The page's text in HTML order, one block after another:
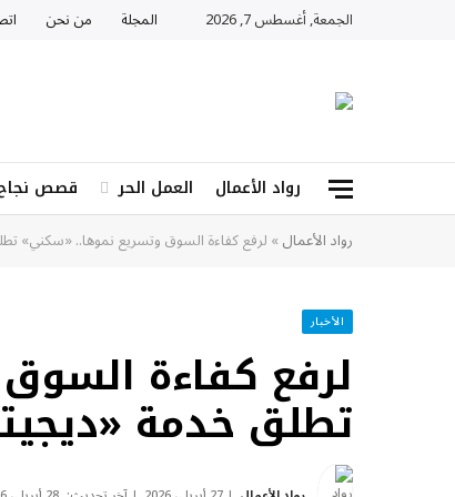
الجمعة, أغسطس 7, 2026 المجلة من نحن
رواد الأعمال العمل الحر قصص
رواد الأعمال»لرفع كفاءة السوق وتسريع نموها.. «سكني»
الأخبار
لرفع كفاءة
تطلق خدمة